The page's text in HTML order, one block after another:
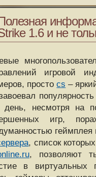
1.6 и не
игровой
простоcs –
день, несмотря на
игр,
, список
, позволяют
в виртуальных